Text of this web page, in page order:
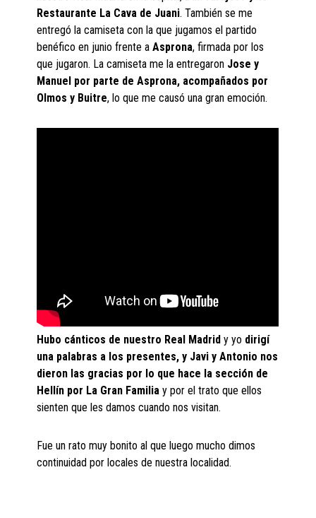
Restaurante La Cava de Juani. También se me
entregó la camiseta con la que jugamos el partido
benéfico en junio frente a Asprona, firmada por los
que jugaron. La camiseta me la entregaron Jose y
Manuel por parte de Asprona, acompañados por
Olmos y Buitre, lo que me causó una gran emoción.
Hubo cánticos de nuestro Real Madrid y yo dirigí
una palabras a los presentes, y Javi y Antonio nos
dieron las gracias por lo que hace la sección de
Hellín por La Gran Familia y por el trato que ellos
sienten que les damos cuando nos visitan.
Fue un rato muy bonito al que luego mucho dimos
continuidad por locales de nuestra localidad.